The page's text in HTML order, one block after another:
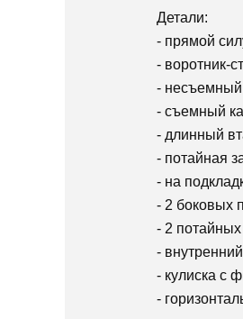
Детали:
- прямой
- воротник-
- несъемный
- съемный
- длинный
- потайная
- на
- 2 боковых
- 2
-
- кулиска с
-